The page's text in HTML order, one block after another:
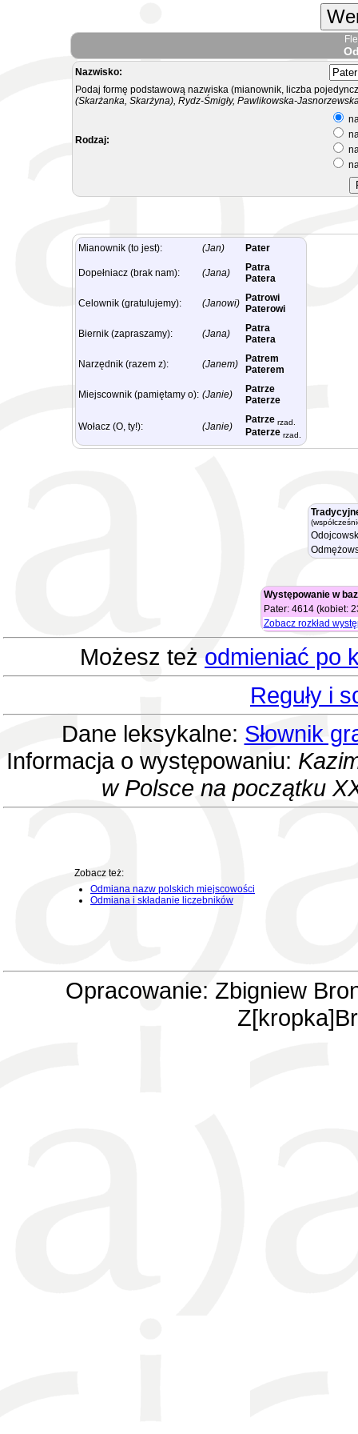
Nazwisko:
Podaj formę podstawową nazwiska (mianownik, liczba
(Skarżanka, Skarżyna), Rydz-Śmigły, Pawlikowska-
Rodzaj:
Mianownik (to jest): (Jan) Pater
Dopełniacz (brak nam): (Jana)
Patra
Patera
Celownik (gratulujemy): (Janowi)
Patrowi
Paterowi
Biernik (zapraszamy): (Jana)
Patra
Patera
Narzędnik (razem z): (Janem)
Patrem
Paterem
Miejscownik (pamiętamy o): (Janie)
Patrze
Paterze
Wołacz (O, ty!): (Janie)
Patrze rzad.
Paterze rzad.
Występowanie w
Pater: 4614 (kobiet:
Zobacz rozkład
Możesz też odmieniać po
Reguły i
Dane leksykalne: Słownik
Informacja o występowaniu:
w Polsce na początku
Zobacz też:
Odmiana nazw polskich miejscowości
Odmiana i składanie liczebników
Opracowanie: Zbigniew